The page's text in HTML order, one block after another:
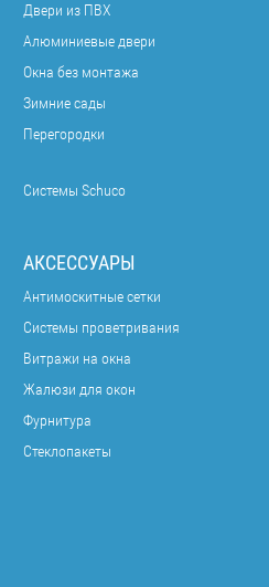
Двери из ПВХ
Алюминиевые двери
Окна без монтажа
Зимние сады
Перегородки
Системы Schuco
АКСЕССУАРЫ
Антимоскитные сетки
Системы проветривания
Витражи на окна
Жалюзи для окон
Фурнитура
Стеклопакеты